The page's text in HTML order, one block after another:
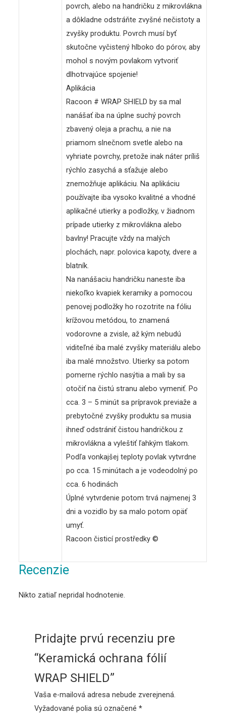
povrch, alebo na handričku z mikrovlákna
a dôkladne odstráňte zvyšné nečistoty a
zvyšky produktu. Povrch musí byť
skutočne vyčistený hlboko do pórov, aby
mohol s novým povlakom vytvoriť
dlhotrvajúce spojenie!
Aplikácia
Racoon # WRAP SHIELD by sa mal
nanášať iba na úplne suchý povrch
zbavený oleja a prachu, a nie na
priamom slnečnom svetle alebo na
vyhriate povrchy, pretože inak náter príliš
rýchlo zasychá a sťažuje alebo
znemožňuje aplikáciu. Na aplikáciu
používajte iba vysoko kvalitné a vhodné
aplikačné utierky a podložky, v žiadnom
prípade utierky z mikrovlákna alebo
bavlny! Pracujte vždy na malých
plochách, napr. polovica kapoty, dvere a
blatník.
Na nanášaciu handričku naneste iba
niekoľko kvapiek keramiky a pomocou
penovej podložky ho rozotrite na fóliu
krížovou metódou, to znamená
vodorovne a zvisle, až kým nebudú
viditeľné iba malé zvyšky materiálu alebo
iba malé množstvo. Utierky sa potom
pomerne rýchlo nasýtia a mali by sa
otočiť na čistú stranu alebo vymeniť. Po
cca. 3 – 5 minút sa prípravok previaže a
prebytočné zvyšky produktu sa musia
ihneď odstrániť čistou handričkou z
mikrovlákna a vyleštiť ľahkým tlakom.
Podľa vonkajšej teploty povlak vytvrdne
po cca. 15 minútach a je vodeodolný po
cca. 6 hodinách
Úplné vytvrdenie potom trvá najmenej 3
dni a vozidlo by sa malo potom opäť
umyť.
Racoon čisticí prostředky ©
Recenzie
Nikto zatiaľ nepridal hodnotenie.
Pridajte prvú recenziu pre
“Keramická ochrana fólií
WRAP SHIELD”
Vaša e-mailová adresa nebude zverejnená.
Vyžadované polia sú označené*